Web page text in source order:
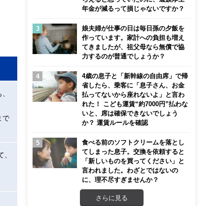
で
、
年金が減るって損じゃないですか？
娘夫婦が仕事の日は毎日孫の夕飯を
作っています。家計への負担も増え
てきましたが、祖父母なら無償で協
力するのが普通でしょうか？
4歳の息子と「新幹線の自由席」で帰
省したら、乗客に「息子さん、お金
払ってないから座れないよ」と言わ
れた！ こども運賃“約7000円”払わな
いと、席は確保できないでしょう
か？ 運賃ルールを確認
食べる前のソフトクリームを落とし
てしまった息子。交換を依頼すると
「新しいものを買ってください」と
言われました。わざとではないの
に、理不尽すぎませんか？
さらに見る